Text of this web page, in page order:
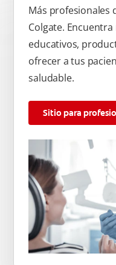
Más profesionales
Colgate.
educativos,
ofrecer a tus
saludable.
Sitio para